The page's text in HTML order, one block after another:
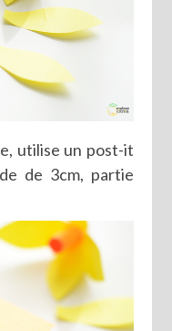
utilise un post-it
de 3cm, partie